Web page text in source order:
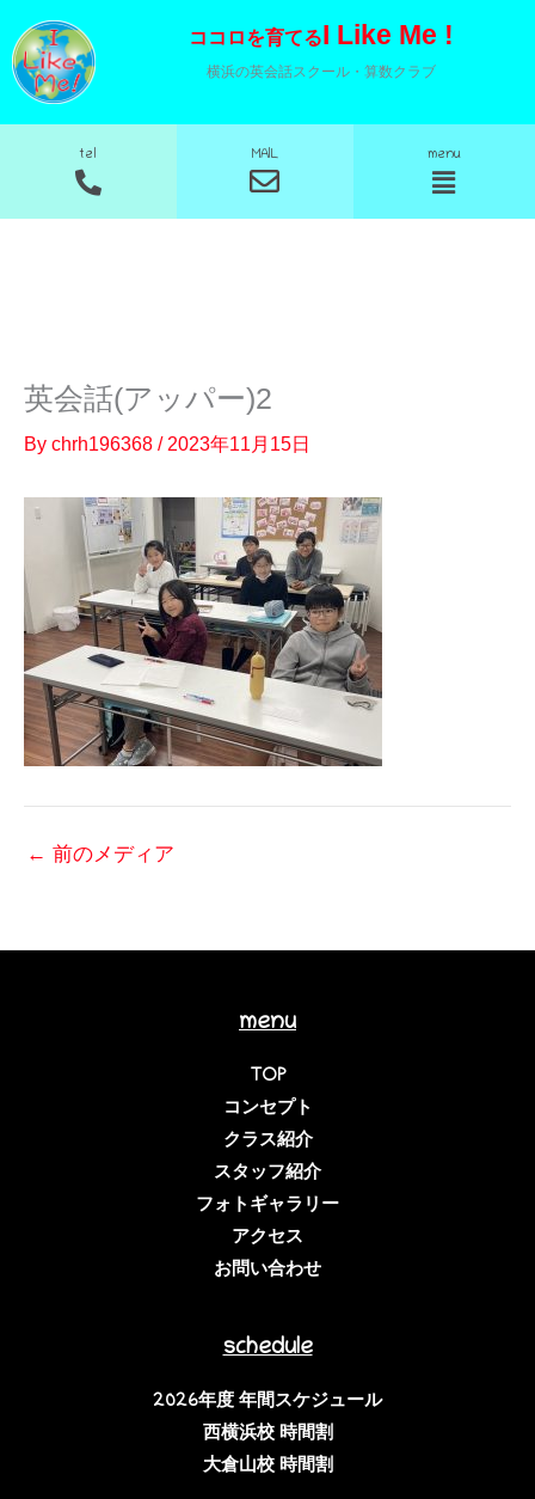
容
を
ス
ココロを育てるI Like Me !
横浜の英会話スクール・算数クラブ
tel
メ
ニ
ュ
MAIL menu
メ
ニ
ュ
英会話(アッパー)2
By chrh196368 / 2023年11月15日
← 前のメディア
schedule
2026年度 年間スケジュール
西横浜校 時間割
大倉山校 時間割
menu
TOP
コンセプト
クラス紹介
スタッフ紹介
フォトギャラリー
アクセス
お問い合わせ